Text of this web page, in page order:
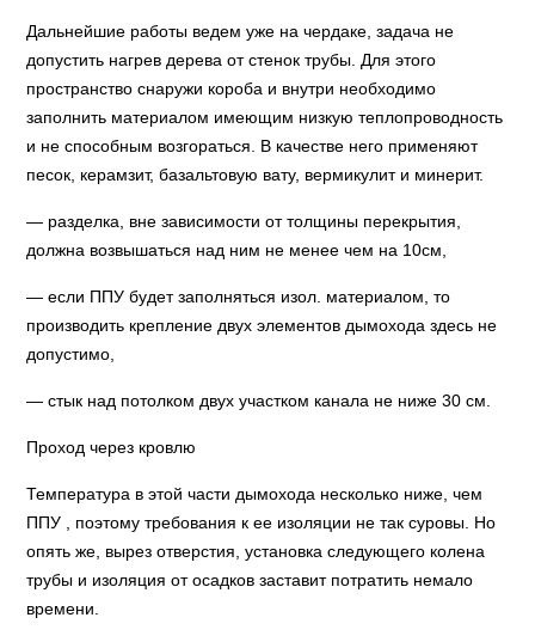
Дальнейшие работы ведем уже на чердаке, задача не
допустить нагрев дерева от стенок трубы. Для этого
пространство снаружи короба и внутри необходимо
заполнить материалом имеющим низкую теплопроводность
и не способным возгораться. В качестве него применяют
песок, керамзит, базальтовую вату, вермикулит и минерит.
— разделка, вне зависимости от толщины перекрытия,
должна возвышаться над ним не менее чем на 10см,
— если ППУ будет заполняться изол. материалом, то
производить крепление двух элементов дымохода здесь не
допустимо,
— стык над потолком двух участком канала не ниже 30 см.
Проход через кровлю
Температура в этой части дымохода несколько ниже, чем
ППУ , поэтому требования к ее изоляции не так суровы. Но
опять же, вырез отверстия, установка следующего колена
трубы и изоляция от осадков заставит потратить немало
времени.